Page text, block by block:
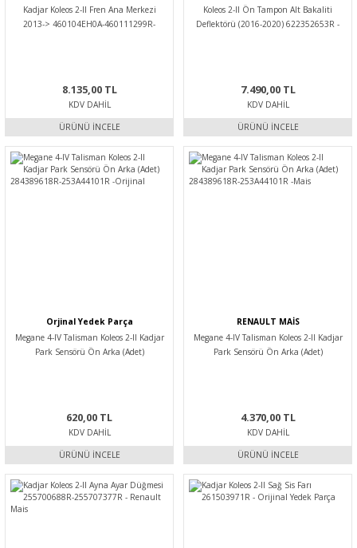
Kadjar Koleos 2-II Fren Ana Merkezi
2013-> 460104EH0A-460111299R-
8.135,00 TL
KDV DAHIL
ÜRÜNÜ İNCELE
Koleos 2-II Ön Tampon Alt Bakaliti
Deflektörü (2016-2020) 622352653R -
7.490,00 TL
KDV DAHIL
ÜRÜNÜ İNCELE
Orjinal Yedek Parça
Megane 4-IV Talisman Koleos 2-II Kadjar
Park Sensörü Ön Arka (Adet)
620,00 TL
KDV DAHIL
ÜRÜNÜ İNCELE
RENAULT MAİS
Megane 4-IV Talisman Koleos 2-II Kadjar
Park Sensörü Ön Arka (Adet)
4.370,00 TL
KDV DAHIL
ÜRÜNÜ İNCELE